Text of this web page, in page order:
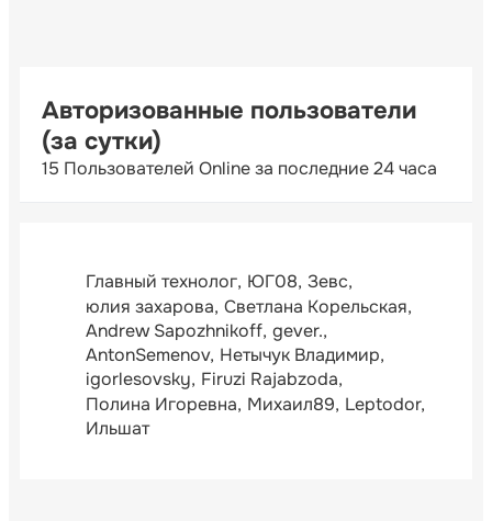
Авторизованные пользователи
(за сутки)
15 Пользователей Online за последние 24 часа
Главный технолог ЮГ08 Зевс
юлия захарова Светлана Корельская
Andrew Sapozhnikoff gever.
AntonSemenov Нетычук Владимир
igorlesovsky Firuzi Rajabzoda
Полина Игоревна Михаил89 Leptodor
Ильшат